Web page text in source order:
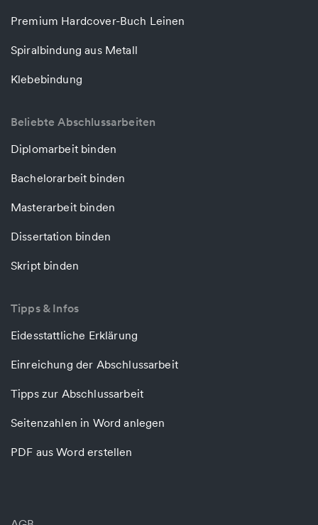
Premium Hardcover-Buch Leinen
Spiralbindung aus Metall
Klebebindung
Beliebte Abschlussarbeiten
Diplomarbeit binden
Bachelorarbeit binden
Masterarbeit binden
Dissertation binden
Skript binden
Tipps & Infos
Eidesstattliche Erklärung
Einreichung der Abschlussarbeit
Tipps zur Abschlussarbeit
Seitenzahlen in Word anlegen
PDF aus Word erstellen